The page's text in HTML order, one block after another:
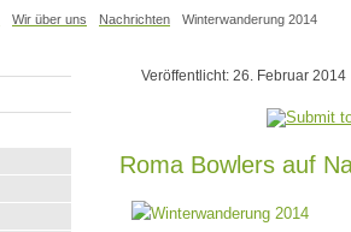
Wir über uns Nachrichten Winterwanderung 2014
Veröffentlicht: 26. Februar 2014
Roma Bowlers auf